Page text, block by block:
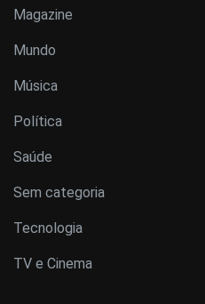
Magazine
Mundo
Música
Política
Saúde
Sem categoria
Tecnologia
TV e Cinema